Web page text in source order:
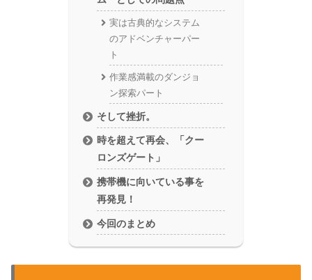
実は古典的なシステム
のアドベンチャーパー
ト
作業感満載のダンジョ
ン探索パート
そして挫折。
時を超えて再会、「クー
ロンズゲート」
携帯機に向いている事を
再発見！
今回のまとめ